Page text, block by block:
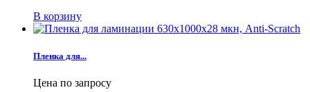
В корзину
Пленка для...
Цена по запросу